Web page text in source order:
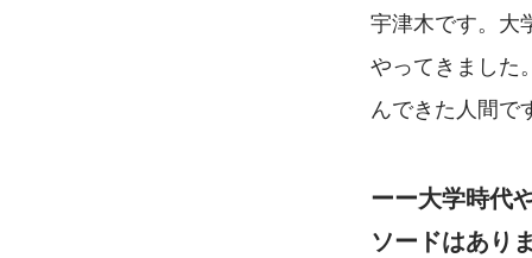
宇津木です。大
やってきました
んできた人間で
ーー大学時代
ソードはあり